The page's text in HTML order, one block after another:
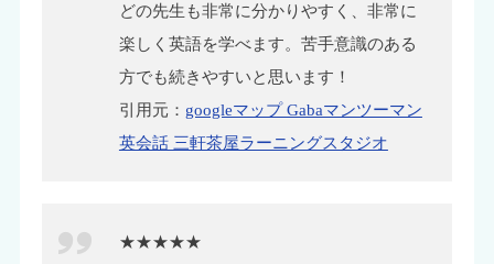
どの先生も非常に分かりやすく、非常に
楽しく英語を学べます。苦手意識のある
方でも続きやすいと思います！
引用元： googleマップ Gabaマンツーマン
英会話 三軒茶屋ラーニングスタジオ
★★★★★